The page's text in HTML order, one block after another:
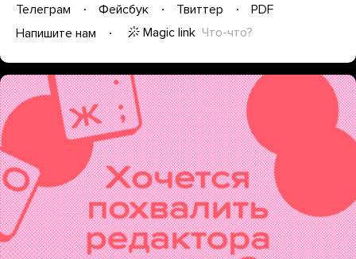
Телеграм Фейсбук Твиттер
PDF
Напишите нам
Magic link Что-что?